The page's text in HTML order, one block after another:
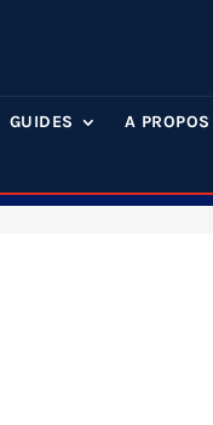
GUIDES A PROPOS